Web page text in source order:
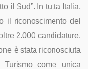
il Sud”. In tutta Italia,
il riconoscimento del
2.000 candidature.
è stata riconosciuta
Turismo come unica